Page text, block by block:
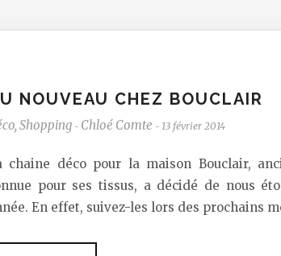
NOUVEAU CHEZ BOUCLAIR
, Shopping - Chloé Comte - 13 février 2014
chaine déco pour la maison Bouclair,
pour ses tissus, a décidé de nous
En effet, suivez-les lors des prochains